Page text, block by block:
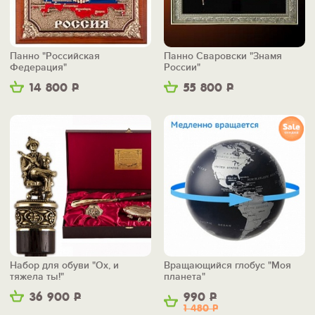
14 800 Р
Панно "Российская
Федерация"
55 800 Р
Панно Сваровски "Знамя
России"
36 900 Р
Набор для обуви "Ох, и
тяжела ты!"
990 Р
1 480Р
Вращающийся глобус "Моя
планета"